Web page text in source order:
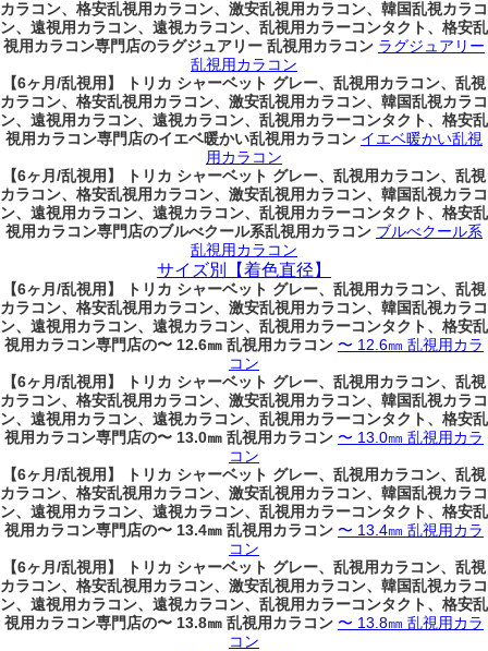
カラコン、格安乱視用カラコン、激安乱視用カラコン、韓国乱視カラコ
ン、遠視用カラコン、遠視カラコン、乱視用カラーコンタクト、格安乱
視用カラコン専門店のラグジュアリー 乱視用カラコン ラグジュアリー
乱視用カラコン
【6ヶ月/乱視用】 トリカ シャーベット グレー、乱視用カラコン、乱視
カラコン、格安乱視用カラコン、激安乱視用カラコン、韓国乱視カラコ
ン、遠視用カラコン、遠視カラコン、乱視用カラーコンタクト、格安乱
視用カラコン専門店のイエベ暖かい乱視用カラコン イエベ暖かい乱視
用カラコン
【6ヶ月/乱視用】 トリカ シャーベット グレー、乱視用カラコン、乱視
カラコン、格安乱視用カラコン、激安乱視用カラコン、韓国乱視カラコ
ン、遠視用カラコン、遠視カラコン、乱視用カラーコンタクト、格安乱
視用カラコン専門店のブルべクール系乱視用カラコン ブルべクール系
乱視用カラコン
サイズ別【着色直径】
【6ヶ月/乱視用】 トリカ シャーベット グレー、乱視用カラコン、乱視
カラコン、格安乱視用カラコン、激安乱視用カラコン、韓国乱視カラコ
ン、遠視用カラコン、遠視カラコン、乱視用カラーコンタクト、格安乱
視用カラコン専門店の〜 12.6㎜ 乱視用カラコン 〜 12.6㎜ 乱視用カラ
コン
【6ヶ月/乱視用】 トリカ シャーベット グレー、乱視用カラコン、乱視
カラコン、格安乱視用カラコン、激安乱視用カラコン、韓国乱視カラコ
ン、遠視用カラコン、遠視カラコン、乱視用カラーコンタクト、格安乱
視用カラコン専門店の〜 13.0㎜ 乱視用カラコン 〜 13.0㎜ 乱視用カラ
コン
【6ヶ月/乱視用】 トリカ シャーベット グレー、乱視用カラコン、乱視
カラコン、格安乱視用カラコン、激安乱視用カラコン、韓国乱視カラコ
ン、遠視用カラコン、遠視カラコン、乱視用カラーコンタクト、格安乱
視用カラコン専門店の〜 13.4㎜ 乱視用カラコン 〜 13.4㎜ 乱視用カラ
コン
【6ヶ月/乱視用】 トリカ シャーベット グレー、乱視用カラコン、乱視
カラコン、格安乱視用カラコン、激安乱視用カラコン、韓国乱視カラコ
ン、遠視用カラコン、遠視カラコン、乱視用カラーコンタクト、格安乱
視用カラコン専門店の〜 13.8㎜ 乱視用カラコン 〜 13.8㎜ 乱視用カラ
コン